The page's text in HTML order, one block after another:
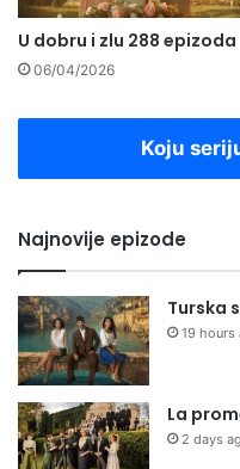
U dobru i zlu 288 epizoda
06/04/2026
Koju
Najnovije epizode
Turska
19 hours
La
2 days